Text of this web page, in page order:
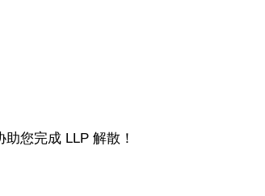
您完成 LLP 解散！